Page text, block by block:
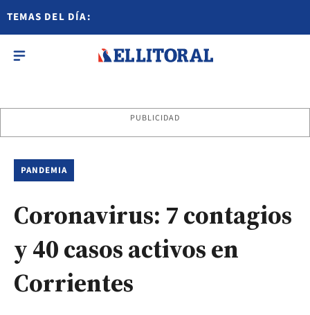
TEMAS DEL DÍA:
PUBLICIDAD
PANDEMIA
Coronavirus: 7 contagios
y 40 casos activos en
Corrientes